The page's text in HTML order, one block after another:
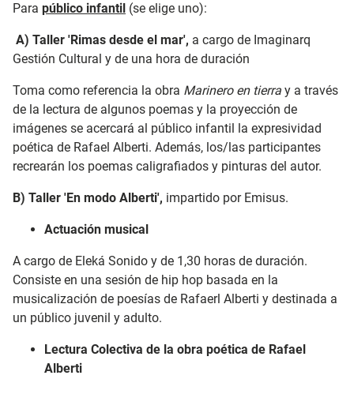
Para público infantil (se elige uno):
A) Taller 'Rimas desde el mar', a cargo de Imaginarq
Gestión Cultural y de una hora de duración
Toma como referencia la obra Marinero en tierra y a través
de la lectura de algunos poemas y la proyección de
imágenes se acercará al público infantil la expresividad
poética de Rafael Alberti. Además, los/las participantes
recrearán los poemas caligrafiados y pinturas del autor.
B) Taller 'En modo Alberti', impartido por Emisus.
Actuación musical
A cargo de Eleká Sonido y de 1,30 horas de duración.
Consiste en una sesión de hip hop basada en la
musicalización de poesías de Rafaerl Alberti y destinada a
un público juvenil y adulto.
Lectura Colectiva de la obra poética de Rafael
Alberti